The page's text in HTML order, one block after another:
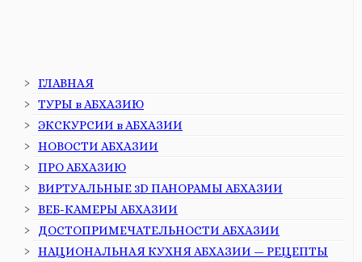
ГЛАВНАЯ
ТУРЫ в АБХАЗИЮ
ЭКСКУРСИИ в АБХАЗИИ
НОВОСТИ АБХАЗИИ
ПРО АБХАЗИЮ
ВИРТУАЛЬНЫЕ 3D ПАНОРАМЫ АБХАЗИИ
ВЕБ-КАМЕРЫ АБХАЗИИ
ДОСТОПРИМЕЧАТЕЛЬНОСТИ АБХАЗИИ
НАЦИОНАЛЬНАЯ КУХНЯ АБХАЗИИ — РЕЦЕПТЫ